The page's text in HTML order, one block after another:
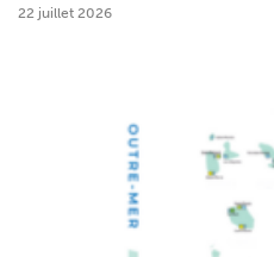
22 juillet 2026